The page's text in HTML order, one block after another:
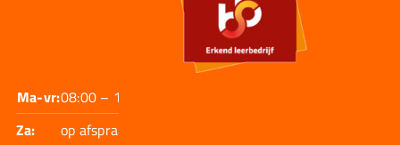
Ma-vr:08:00 – 17:30
Za:
op afspraak